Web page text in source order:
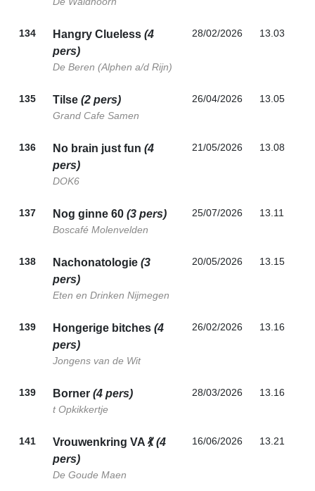
134 Hangry Clueless (4
pers)
De Beren (Alphen a/d Rijn)
28/02/2026 13.03
135 Tilse (2 pers)
Grand Cafe Samen
26/04/2026 13.05
136 No brain just fun (4
pers)
DOK6
21/05/2026 13.08
137 Nog ginne 60 (3 pers)
Boscafé Molenvelden
25/07/2026 13.11
138 Nachonatologie (3
pers)
Eten en Drinken Nijmegen
20/05/2026 13.15
139 Hongerige bitches (4
pers)
Jongens van de Wit
26/02/2026 13.16
139 Borner (4 pers)
t Opkikkertje
28/03/2026 13.16
141 Vrouwenkring VA 💃(4
pers)
De Goude Maen
16/06/2026 13.21